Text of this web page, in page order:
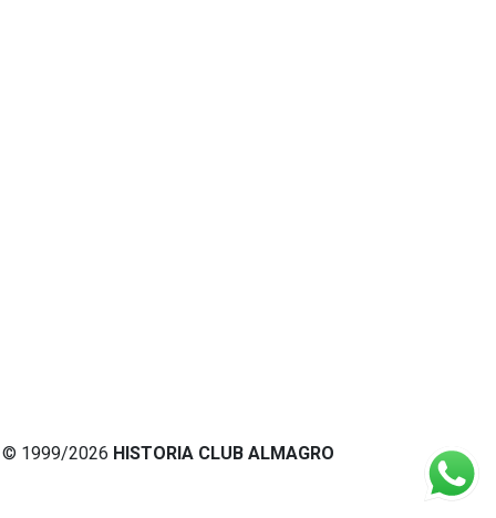
© 1999/2026 HISTORIA CLUB ALMAGRO